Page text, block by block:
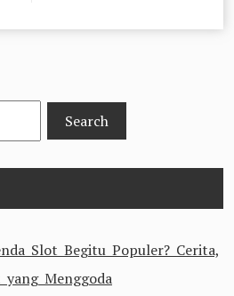
Slot Begitu Populer? Cerita,
Menggoda